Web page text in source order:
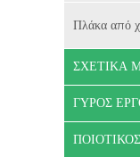
Πλάκα από
ΣΧΕΤΙΚΆ
ΓΎΡΟΣ